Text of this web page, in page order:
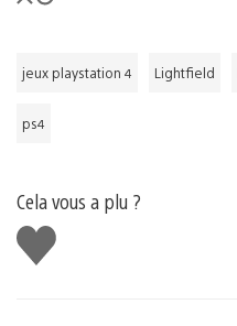
jeux playstation 4 Lightfield
ps4
Cela vous a plu ?
J'aime